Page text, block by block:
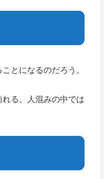
とになるのだろう。
る。人混みの中では